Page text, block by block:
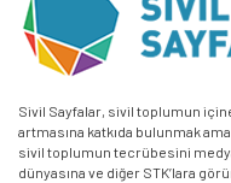
Sivil Sayfalar, sivil toplumun
artmasına katkıda bulunmak
sivil toplumun tecrübesini
dünyasına ve diğer STK’lara